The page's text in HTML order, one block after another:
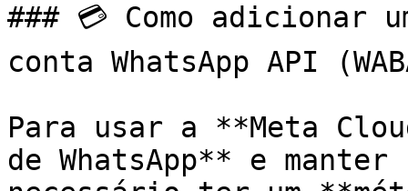
### 💳 Como adicionar
conta WhatsApp API
Para usar a **Meta
de WhatsApp** e